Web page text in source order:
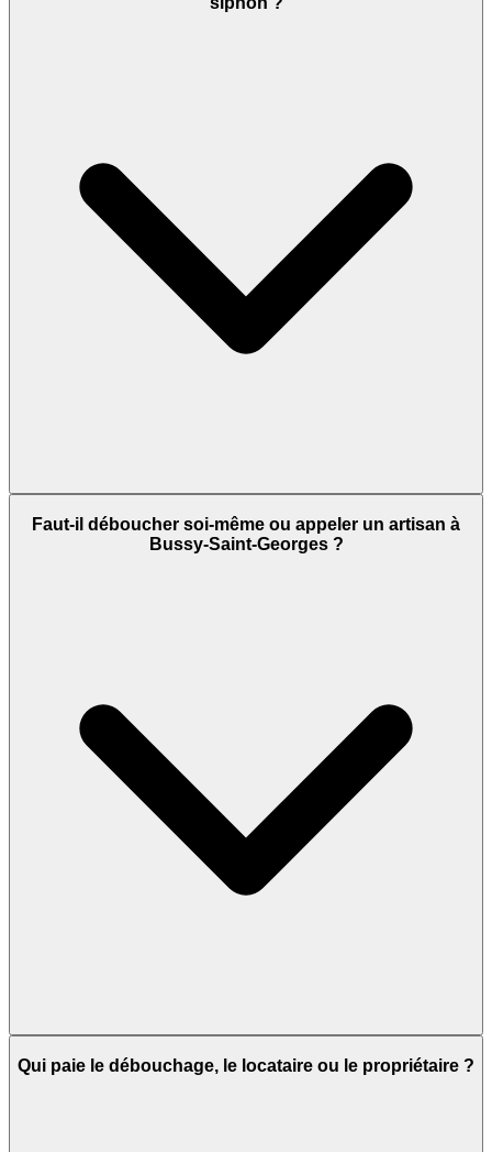
Faut-il déboucher soi-même ou appeler un artisan à
Bussy-Saint-Georges ?
Qui paie le débouchage, le locataire ou le propriétaire ?